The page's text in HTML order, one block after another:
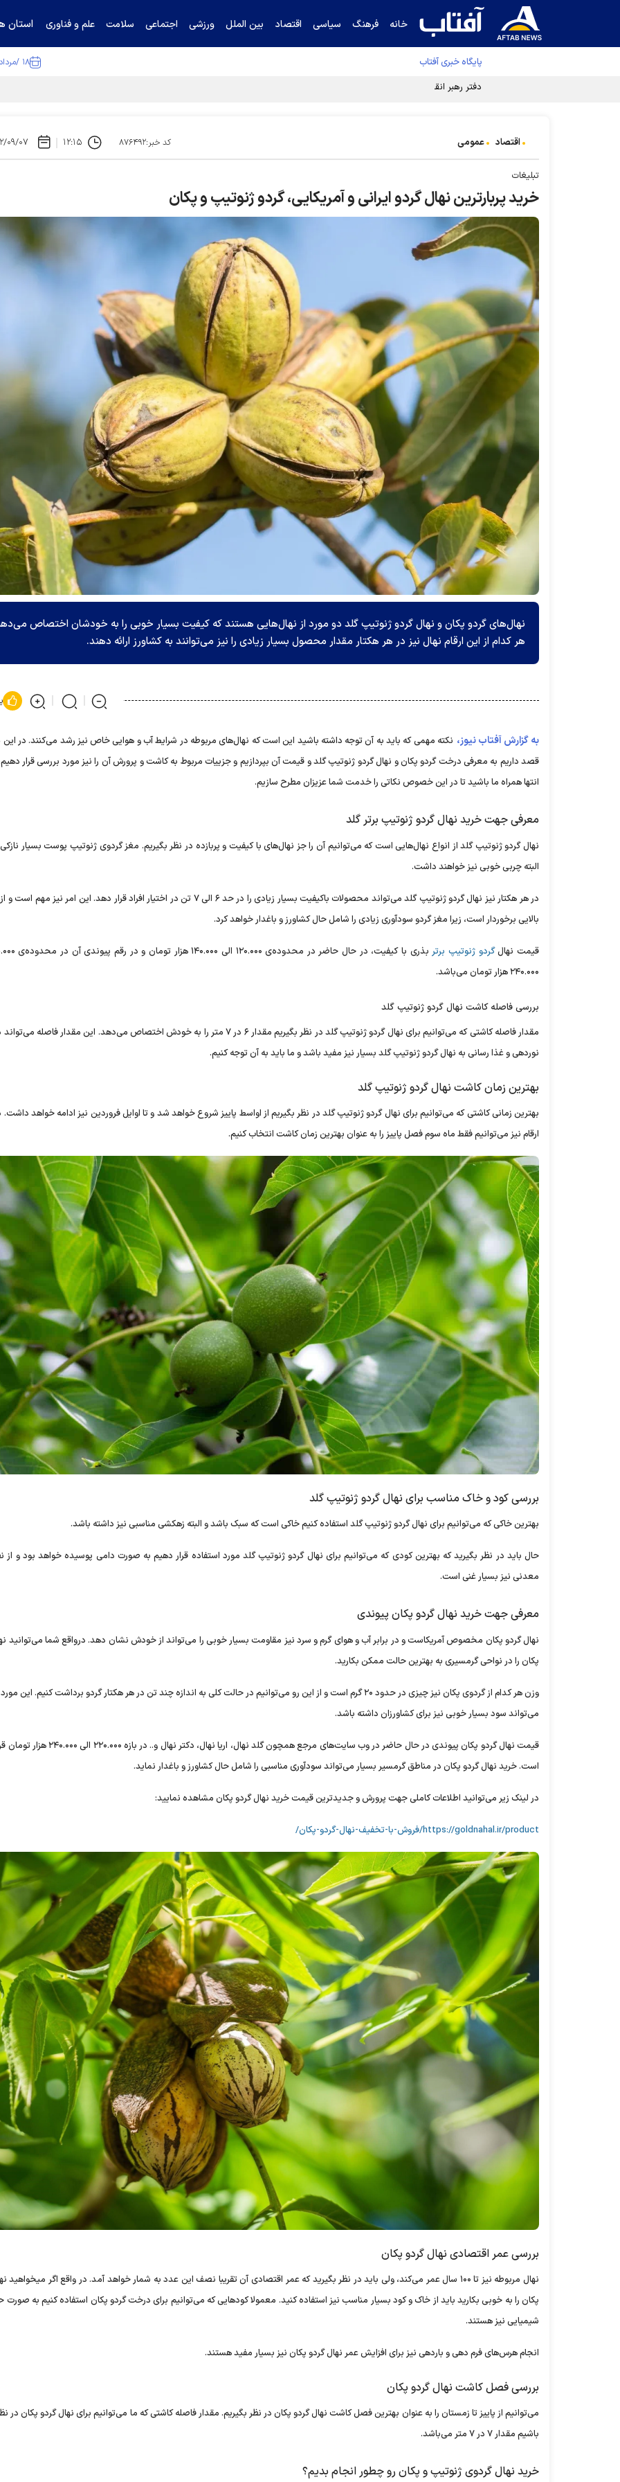
خانه فرهنگ سیاسی اقتصاد بین الملل ورزشی اجتماعی سلامت علم و فناوری استان
پایگاه خبری آفتاب ۱۸ /مرداد /۱۴۰۵
دفتر رهبر انقلاب ادعای خرازی درباره پزشکیان را تکذیب کرد
اقتصاد عمومی کد خبر:۸۷۶۴۹۲ ۱۲:۱۵ ۱۴۰۲/
تبلیغات
خرید پربارترین نهال گردو ایرانی و آمریکایی، گردو ژنوتیپ و پکان
نهال‌های گردو پکان و نهال گردو ژنوتیپ گلد دو مورد از نهال‌هایی هستند که کیفیت بسیار خوبی را به خودشان اختصاص
هر کدام از این ارقام نهال نیز در هر هکتار مقدار محصول بسیار زیادی را نیز می‌توانند به کشاورز ارائه دهند.
به گزارش آفتاب نیوز، نکته مهمی که باید به آن توجه داشته باشید این است که نهال‌های مربوطه در شرایط آب و هوایی خاص نیز رشد می‌کنند. در این
قصد داریم به معرفی درخت گردو پکان و نهال گردو ژنوتیپ گلد و قیمت آن بپردازیم و جزییات مربوط به کاشت و پرورش آن را نیز مورد بررسی قرار
انتها همراه ما باشید تا در این خصوص نکاتی را خدمت شما عزیزان مطرح سازیم.
معرفی جهت خرید نهال گردو ژنوتیپ برتر گلد
نهال گردو ژنوتیپ گلد از انواع نهال‌هایی است که می‌توانیم آن را جز نهال‌های با کیفیت و پربازده در نظر بگیریم. مغز گردوی ژنوتیپ پوست بسیار
البته چربی خوبی نیز خواهند داشت.
در هر هکتار نیز نهال گردو ژنوتیپ گلد می‌تواند محصولات باکیفیت بسیار زیادی را در حد ۶ الی ۷ تن در اختیار افراد قرار دهد. این امر
بالایی برخوردار است، زیرا مغز گردو سودآوری زیادی را شامل حال کشاورز و باغدار خواهد کرد.
قیمت نهالگردو ژنوتیپ برتر
۲۴۰.۰۰۰ هزار تومان می‌باشد.
بررسی فاصله کاشت نهال گردو ژنوتیپ گلد
مقدار فاصله کاشتی که می‌توانیم برای نهال گردو ژنوتیپ گلد در نظر بگیریم مقدار ۶ در ۷ متر را به خودش اختصاص می‌دهد. این مقدار فاصله
نوردهی و غذا رسانی به نهال گردو ژنوتیپ گلد بسیار نیز مفید باشد و ما باید به آن توجه کنیم.
بهترین زمان کاشت نهال گردو ژنوتیپ گلد
بهترین زمانی کاشتی که می‌توانیم برای نهال گردو ژنوتیپ گلد در نظر بگیریم از اواسط پاییز شروع خواهد شد و تا اوایل فروردین نیز ادامه خواهد
ارقام نیز می‌توانیم فقط ماه سوم فصل پاییز را به عنوان بهترین زمان کاشت انتخاب کنیم.
بررسی کود و خاک مناسب برای نهال گردو ژنوتیپ گلد
بهترین خاکی که می‌توانیم برای نهال گردو ژنوتیپ گلد استفاده کنیم خاکی است که سبک باشد و البته زهکشی مناسبی نیز داشته باشد.
حال باید در نظر بگیرید که بهترین کودی که می‌توانیم برای نهال گردو ژنوتیپ گلد مورد استفاده قرار دهیم به صورت دامی پوسیده خواهد بود و از
معدنی نیز بسیار غنی است.
معرفی جهت خرید نهال گردو پکان پیوندی
نهال گردو پکان مخصوص آمریکاست و در برابر آب و هوای گرم و سرد نیز مقاومت بسیار خوبی را می‌تواند از خودش نشان دهد. درواقع شما می‌توانید
پکان را در نواحی گرمسیری به بهترین حالت ممکن بکارید.
وزن هر کدام از گردوی پکان نیز چیزی در حدود ۲۰ گرم است و از این رو می‌توانیم در حالت کلی به اندازه چند تن در هر هکتار گردو برداشت کنیم. این
می‌تواند سود بسیار خوبی نیز برای کشاورزان داشته باشد.
قیمت نهال گردو پکان پیوندی در حال حاضر در وب سایت‌های مرجع همچون گلد نهال، اریا نهال،
است. خرید نهال گردو پکان در مناطق گرمسیر بسیار می‌تواند سودآوری مناسبی را شامل حال کشاورز و باغدار نماید.
در لینک زیر می‌توانید اطلاعات کاملی جهت پرورش و جدیدترین قیمت خرید نهال گردو پکان مشاهده نمایید:
https://goldnahal.ir/product/فروش-با-تخفیف-نهال-گردو-پکان/
بررسی عمر اقتصادی نهال گردو پکان
نهال مربوطه نیز تا ۱۰۰ سال عمر می‌کند، ولی باید در نظر بگیرید که عمر اقتصادی آن تقریبا نصف این عدد به شمار خواهد آمد. در واقع اگر میخواهید
پکان را به خوبی بکارید باید از خاک و کود بسیار مناسب نیز استفاده کنید. معمولا کود‌هایی که می‌توانیم برای درخت گردو پکان استفاده کنیم به صورت
شیمیایی نیز هستند.
انجام هرس‌های فرم دهی و باردهی نیز برای افزایش عمر نهال گردو پکان نیز بسیار مفید هستند.
بررسی فصل کاشت نهال گردو پکان‌
می‌توانیم از پاییز تا زمستان را به عنوان بهترین فصل کاشت نهال گردو پکان در نظر بگیریم. مقدار فاصله کاشتی که ما می‌توانیم برای نهال گردو پکان در
باشیم مقدار ۷ در ۷ متر می‌باشد.
خرید نهال گردوی ژنوتیپ و پکان رو چطور انجام بدیم؟